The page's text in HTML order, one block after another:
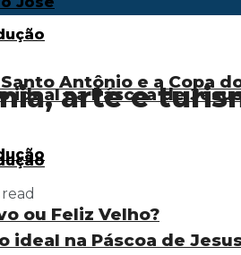
ideal na Páscoa de
ou Feliz Velho?
Antônio e a Copa
ideal na Páscoa de
arte e